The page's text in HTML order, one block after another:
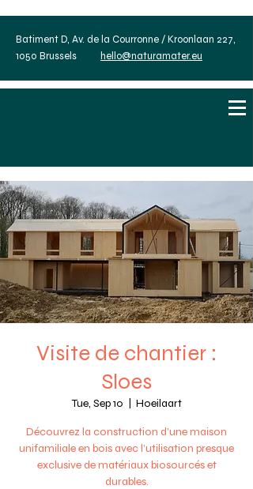
Batiment D, Av. de la Courronne / Kroonlaan 227,
1050 Brussels
hello@naturamater.eu
Visite de chantier :
Sloes
Tue, Sep 10 Hoeilaart
Découvrez la construction d’une maison
unifamiliale en bois avec l’utilisation presque
exclusive de matériaux biosourcés et
durables.